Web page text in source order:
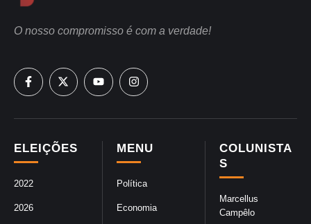
COLUNISTA
S
Marcellus
Campêlo
MENU
Política
Economia
ELEIÇÕES
2022
2026
O nosso compromisso é com a verdade!